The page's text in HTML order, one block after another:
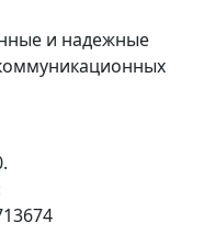
и надежные